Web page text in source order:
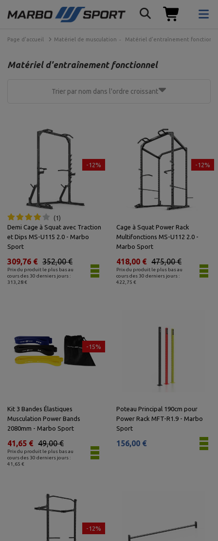
Page d'accueil Matériel de musculation Matériel d'entraînement
Matériel d'entraînement fonctionnel
Trier par nom dans l'ordre croissant
-12%
1
Demi Cage à Squat avec Traction
et Dips MS-U115 2.0 - Marbo
Sport
Prix du produit le plus bas au
cours des 30 derniers jours :
313,28 €
352,00 €
309,76 €
-12%
Cage à Squat Power Rack
Multifonctions MS-U112 2.0 -
Marbo Sport
Prix du produit le plus bas au
cours des 30 derniers jours :
422,75 €
475,00 €
418,00 €
-15%
Kit 3 Bandes Élastiques
Musculation Power Bands
2080mm - Marbo Sport
Prix du produit le plus bas au
cours des 30 derniers jours :
41,65 €
49,00 €
41,65 €
Poteau Principal 190cm pour
Power Rack MFT-R1.9 - Marbo
Sport
156,00 €
-12%